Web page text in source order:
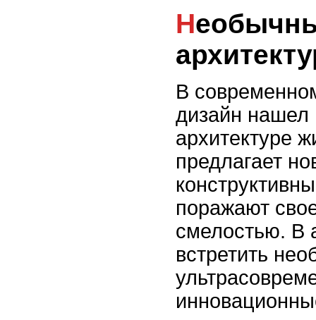
Необычные примеры
В
дизайн нашел
архитектуре
предлагает
поражают
смелостью. В
встретить